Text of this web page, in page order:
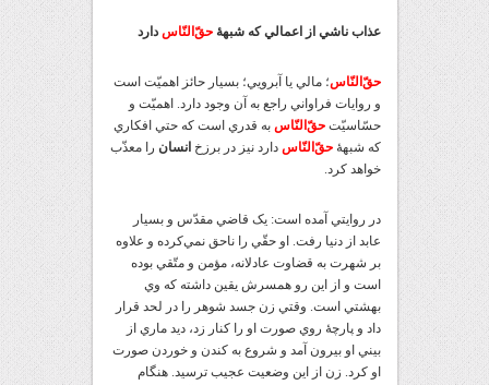
عذاب ناشي از اعمالي که شبهۀحقّ‌النّاس دارد
حقّ‌النّاس؛ مالي يا آبرويي؛ بسيار حائز اهميّت است
و روايات فراواني راجع به آن وجود دارد. اهميّت و
حسّاسيّتحقّ‌النّاس به قدري است که حتي افکاري
که شبهۀحقّ‌النّاس دارد نيز در برزخ انسان را معذّب
خواهد کرد.
در روايتي آمده است: يک قاضي مقدّس و بسيار
عابد از دنيا رفت. او حقّي را ناحق نمي‌کرده و علاوه
بر شهرت به قضاوت عادلانه، مؤمن و متّقي بوده
است و از اين رو همسرش يقين داشته که وي
بهشتي است. وقتي زن جسد شوهر را در لحد قرار
داد و پارچۀ روي صورت او را کنار زد، ديد ماري از
بيني او بيرون آمد و شروع به کندن و خوردن صورت
او کرد. زن از اين وضعيت عجيب ترسيد. هنگام